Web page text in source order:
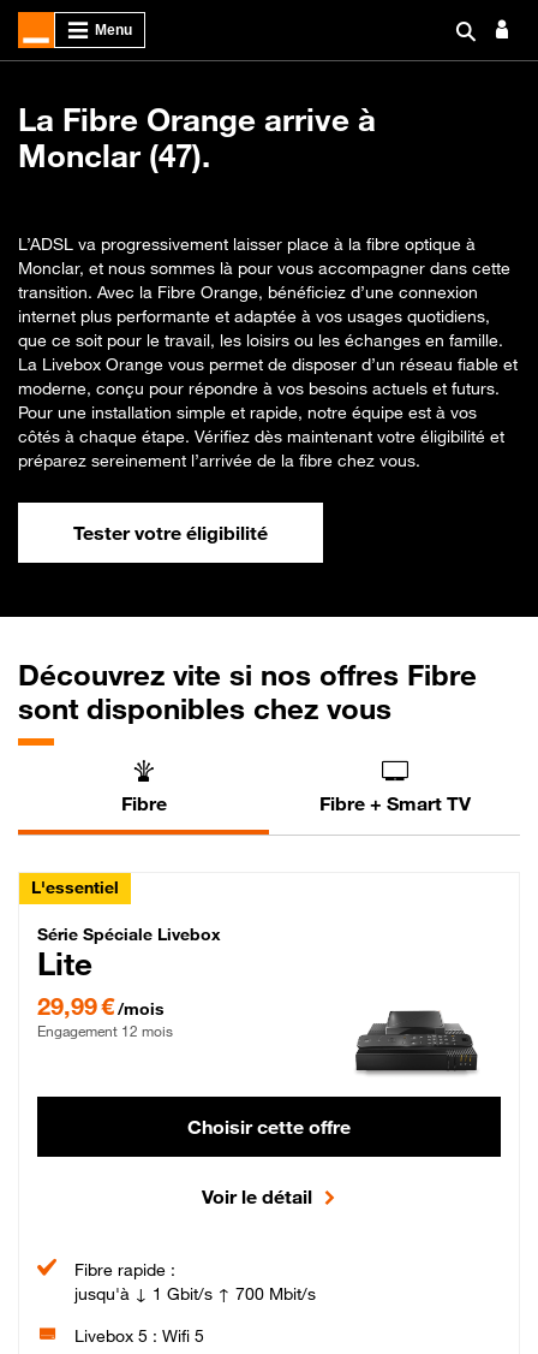
La Fibre Orange arrive à
Monclar (47).
L’ADSL va progressivement laisser place à la fibre optique à
Monclar, et nous sommes là pour vous accompagner dans cette
transition. Avec la Fibre Orange, bénéficiez d’une connexion
internet plus performante et adaptée à vos usages quotidiens,
que ce soit pour le travail, les loisirs ou les échanges en famille.
La Livebox Orange vous permet de disposer d’un réseau fiable et
moderne, conçu pour répondre à vos besoins actuels et futurs.
Pour une installation simple et rapide, notre équipe est à vos
côtés à chaque étape. Vérifiez dès maintenant votre éligibilité et
préparez sereinement l’arrivée de la fibre chez vous.
Tester votre éligibilité
Découvrez vite si nos offres Fibre
sont disponibles chez vous
Fibre Fibre + Smart TV
L'essentiel
Série Spéciale Livebox Lite Fibre
Série Spéciale Livebox
Lite
29,99 €/mois
Engagement 12 mois
Choisir cette offre
Voir le détail
Fibre rapide :
jusqu'à ↓ 1 Gbit/s ↑ 700 Mbit/s
Livebox 5 : Wifi 5